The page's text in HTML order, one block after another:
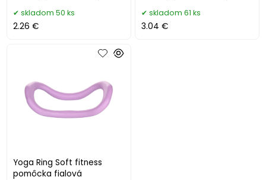
skladom 50 ks
2.26 €
skladom 61 ks
3.04 €
Yoga Ring Soft fitness
pomôcka fialová